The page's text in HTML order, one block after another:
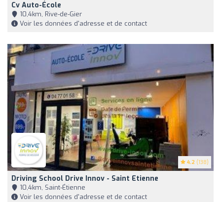
Cv Auto-École
10,4km, Rive-de-Gier
Voir les données d'adresse et de contact
4.2 (138)
Driving School Drive Innov - Saint Etienne
10,4km, Saint-Étienne
Voir les données d'adresse et de contact